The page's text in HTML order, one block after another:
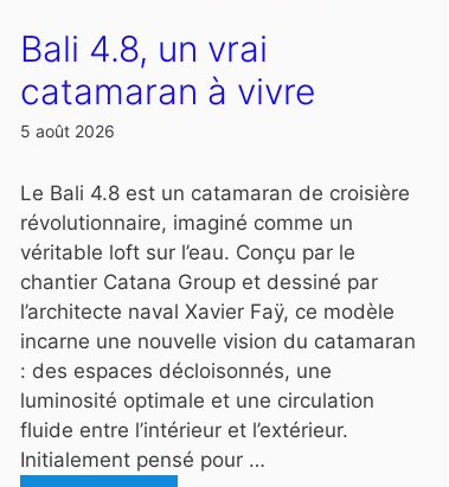
Bali 4.8, un vrai
catamaran à vivre
5 août 2026
Le Bali 4.8 est un catamaran de croisière
révolutionnaire, imaginé comme un
véritable loft sur l’eau. Conçu par le
chantier Catana Group et dessiné par
l’architecte naval Xavier Faÿ, ce modèle
incarne une nouvelle vision du catamaran
: des espaces décloisonnés, une
luminosité optimale et une circulation
fluide entre l’intérieur et l’extérieur.
Initialement pensé pour …